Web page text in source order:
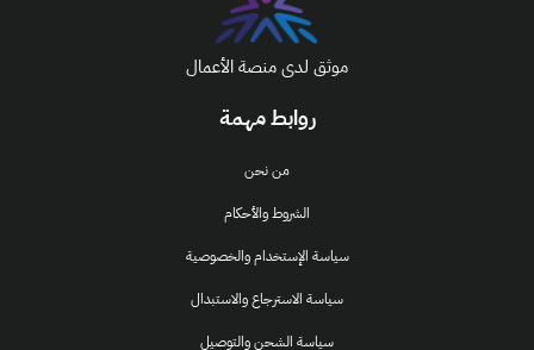
روابط مهمة
من نحن
الشروط والأحكام
سياسة الإستخدام والخصوصية
سياسة الاسترجاع والاستبدال
سياسة الشحن والتوصيل
موثق لدى منصة الأعمال